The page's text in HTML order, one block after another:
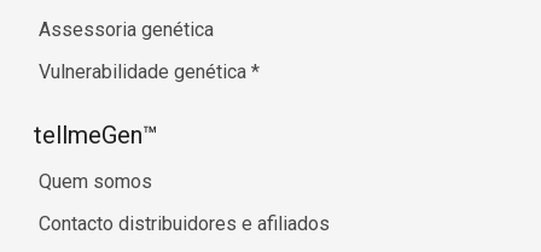
Assessoria genética
Vulnerabilidade genética *
tellmeGen™
Quem somos
Contacto distribuidores e afiliados